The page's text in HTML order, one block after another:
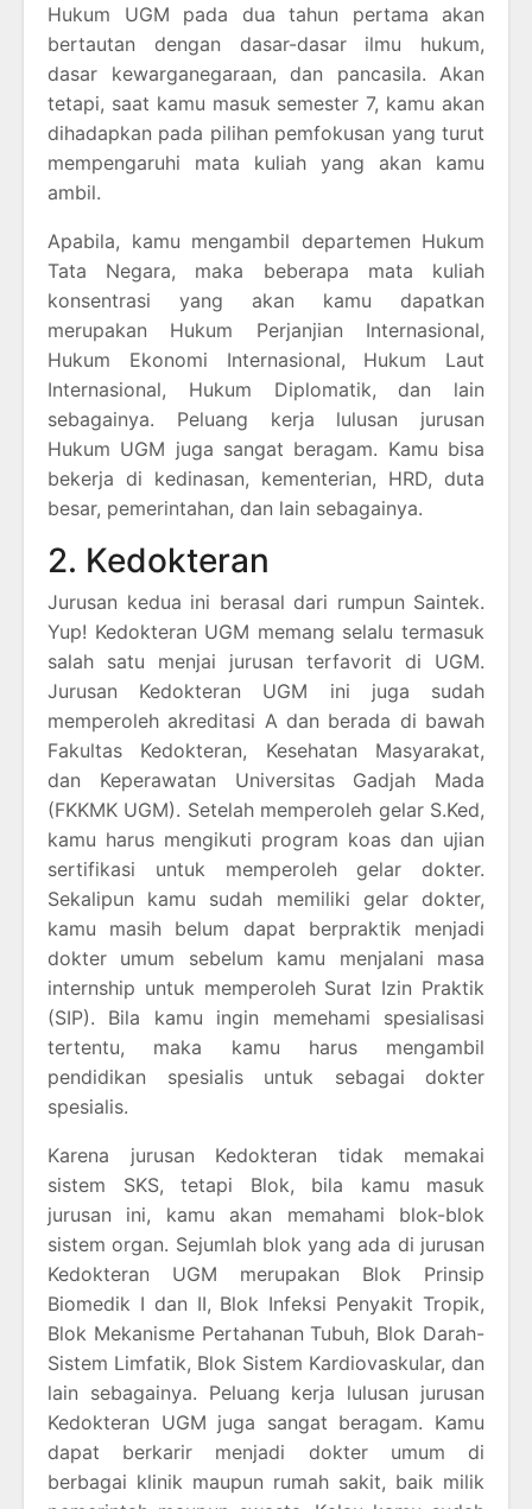
Hukum UGM pada dua tahun pertama akan
bertautan dengan dasar-dasar ilmu hukum,
dasar kewarganegaraan, dan pancasila. Akan
tetapi, saat kamu masuk semester 7, kamu akan
dihadapkan pada pilihan pemfokusan yang turut
mempengaruhi mata kuliah yang akan kamu
ambil.
Apabila, kamu mengambil departemen Hukum
Tata Negara, maka beberapa mata kuliah
konsentrasi yang akan kamu dapatkan
merupakan Hukum Perjanjian Internasional,
Hukum Ekonomi Internasional, Hukum Laut
Internasional, Hukum Diplomatik, dan lain
sebagainya. Peluang kerja lulusan jurusan
Hukum UGM juga sangat beragam. Kamu bisa
bekerja di kedinasan, kementerian, HRD, duta
besar, pemerintahan, dan lain sebagainya.
2. Kedokteran
Jurusan kedua ini berasal dari rumpun Saintek.
Yup! Kedokteran UGM memang selalu termasuk
salah satu menjai jurusan terfavorit di UGM.
Jurusan Kedokteran UGM ini juga sudah
memperoleh akreditasi A dan berada di bawah
Fakultas Kedokteran, Kesehatan Masyarakat,
dan Keperawatan Universitas Gadjah Mada
(FKKMK UGM). Setelah memperoleh gelar S.Ked,
kamu harus mengikuti program koas dan ujian
sertifikasi untuk memperoleh gelar dokter.
Sekalipun kamu sudah memiliki gelar dokter,
kamu masih belum dapat berpraktik menjadi
dokter umum sebelum kamu menjalani masa
internship untuk memperoleh Surat Izin Praktik
(SIP). Bila kamu ingin memehami spesialisasi
tertentu, maka kamu harus mengambil
pendidikan spesialis untuk sebagai dokter
spesialis.
Karena jurusan Kedokteran tidak memakai
sistem SKS, tetapi Blok, bila kamu masuk
jurusan ini, kamu akan memahami blok-blok
sistem organ. Sejumlah blok yang ada di jurusan
Kedokteran UGM merupakan Blok Prinsip
Biomedik I dan II, Blok Infeksi Penyakit Tropik,
Blok Mekanisme Pertahanan Tubuh, Blok Darah-
Sistem Limfatik, Blok Sistem Kardiovaskular, dan
lain sebagainya. Peluang kerja lulusan jurusan
Kedokteran UGM juga sangat beragam. Kamu
dapat berkarir menjadi dokter umum di
berbagai klinik maupun rumah sakit, baik milik